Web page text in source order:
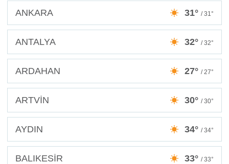
ANKARA 31° / 31°
ANTALYA 32° / 32°
ARDAHAN 27° / 27°
ARTVİN 30° / 30°
AYDIN 34° / 34°
BALIKESİR 33° / 33°